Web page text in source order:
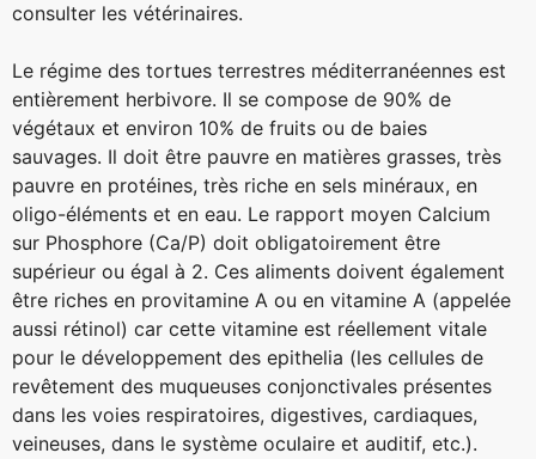
consulter les vétérinaires.
Le régime des tortues terrestres méditerranéennes est
entièrement herbivore. Il se compose de 90% de
végétaux et environ 10% de fruits ou de baies
sauvages. Il doit être pauvre en matières grasses, très
pauvre en protéines, très riche en sels minéraux, en
oligo-éléments et en eau. Le rapport moyen Calcium
sur Phosphore (Ca/P) doit obligatoirement être
supérieur ou égal à 2. Ces aliments doivent également
être riches en provitamine A ou en vitamine A (appelée
aussi rétinol) car cette vitamine est réellement vitale
pour le développement des epithelia (les cellules de
revêtement des muqueuses conjonctivales présentes
dans les voies respiratoires, digestives, cardiaques,
veineuses, dans le système oculaire et auditif, etc.).